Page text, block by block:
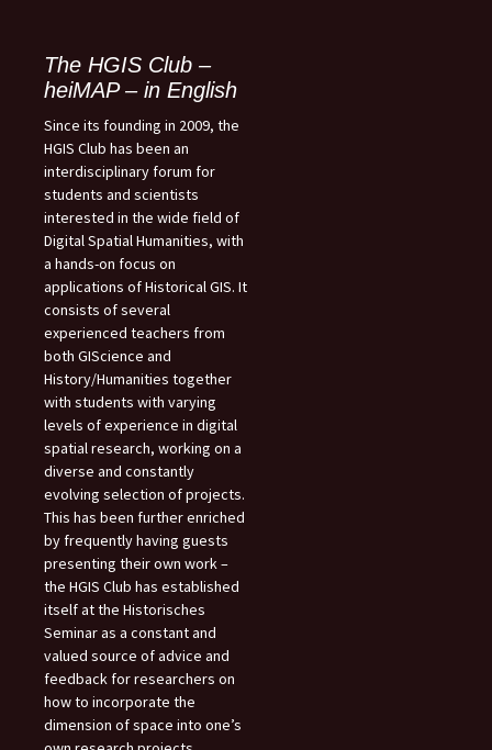
The HGIS Club –
heiMAP – in English
Since its founding in 2009, the
HGIS Club has been an
interdisciplinary forum for
students and scientists
interested in the wide field of
Digital Spatial Humanities, with
a hands-on focus on
applications of Historical GIS. It
consists of several
experienced teachers from
both GIScience and
History/Humanities together
with students with varying
levels of experience in digital
spatial research, working on a
diverse and constantly
evolving selection of projects.
This has been further enriched
by frequently having guests
presenting their own work –
the HGIS Club has established
itself at the Historisches
Seminar as a constant and
valued source of advice and
feedback for researchers on
how to incorporate the
dimension of space into one’s